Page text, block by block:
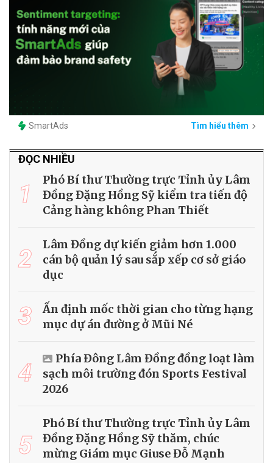
SmartAds Tìm hiểu thêm
ĐỌC NHIỀU
1
Phó Bí thư Thường trực Tỉnh ủy Lâm
Đồng Đặng Hồng Sỹ kiểm tra tiến độ
Cảng hàng không Phan Thiết
2
Lâm Đồng dự kiến giảm hơn 1.000
cán bộ quản lý sau sắp xếp cơ sở giáo
dục
3
Ấn định mốc thời gian cho từng hạng
mục dự án đường ở Mũi Né
4
Phía Đông Lâm Đồng đồng loạt làm
sạch môi trường đón Sports Festival
2026
5
Phó Bí thư Thường trực Tỉnh ủy Lâm
Đồng Đặng Hồng Sỹ thăm, chúc
mừng Giám mục Giuse Đỗ Mạnh